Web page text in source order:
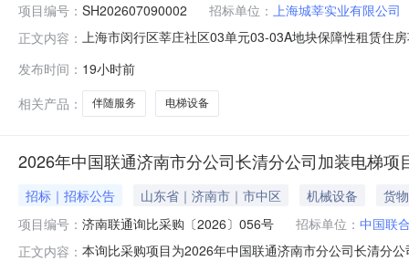
项目编号： SH202607090002 招标单位： 上海城莘实业有限公司
正文内容： 上海市闵行区莘庄社区03单元03-03A地块保障性租赁住
发布时间： 19小时前
相关产品：
伴随服务 电梯设备
2026年中国联通济南市分公司长清分公司加装电梯项
招标｜招标公告 山东省｜济南市｜市中区 机械设备
货物
项目编号： 济南联通询比采购〔2026〕056号 招标单位： 中国联
正文内容： 本询比采购项目为2026年中国联通济南市分公司长清分